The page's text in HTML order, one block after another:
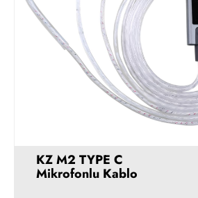
KZ M2 TYPE C
Mikrofonlu Kablo